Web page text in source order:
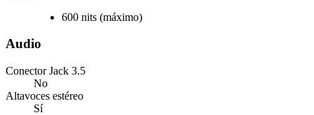
600 nits (máximo)
Audio
Conector Jack 3.5
No
Altavoces estéreo
Sí